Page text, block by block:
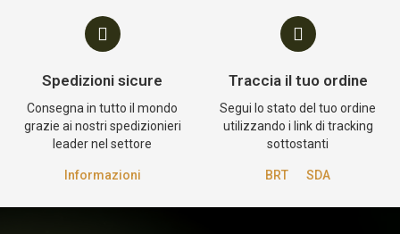
Spedizioni sicure
Consegna in tutto il mondo
grazie ai nostri spedizionieri
leader nel settore
Informazioni
Traccia il tuo ordine
Segui lo stato del tuo ordine
utilizzando i link di tracking
sottostanti
BRT SDA